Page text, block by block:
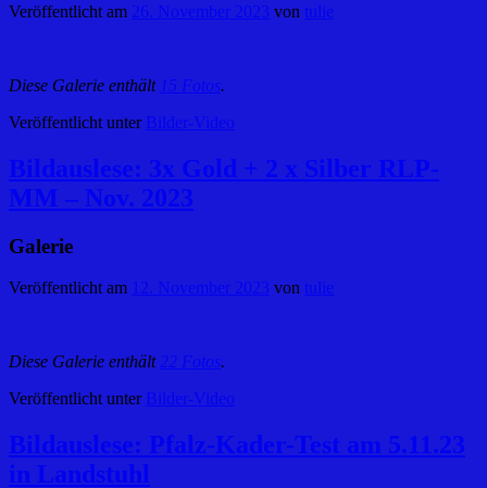
Veröffentlicht am 26. November 2023 von tulie
Diese Galerie enthält 15 Fotos.
Veröffentlicht unter Bilder-Video
Bildauslese: 3x Gold + 2 x Silber RLP-
MM – Nov. 2023
Galerie
Veröffentlicht am 12. November 2023 von tulie
Diese Galerie enthält 22 Fotos.
Veröffentlicht unter
Bilder-Video
Bildauslese: Pfalz-Kader-Test am 5.11.23
in Landstuhl